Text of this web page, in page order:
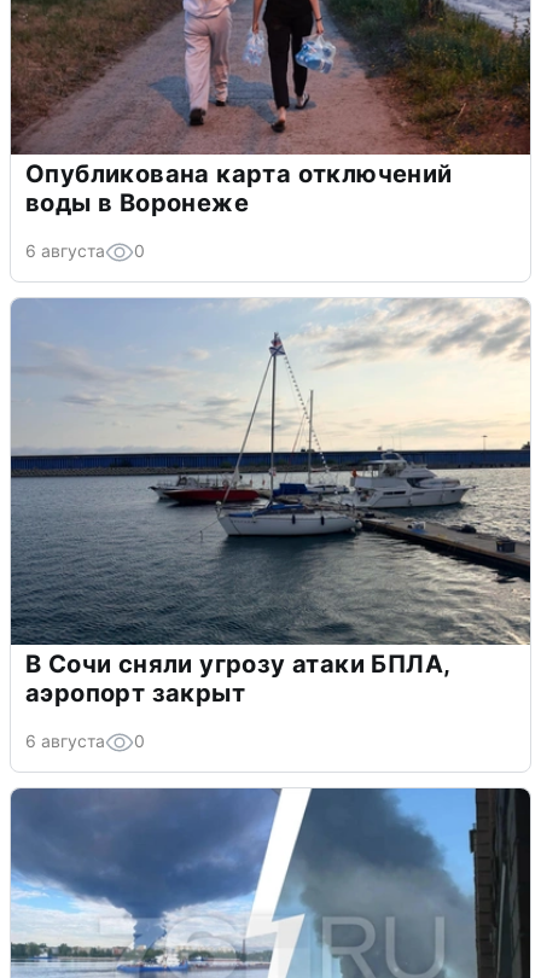
Опубликована карта отключений
воды в Воронеже
6 августа 0
В Сочи сняли угрозу атаки БПЛА,
аэропорт закрыт
6 августа 0